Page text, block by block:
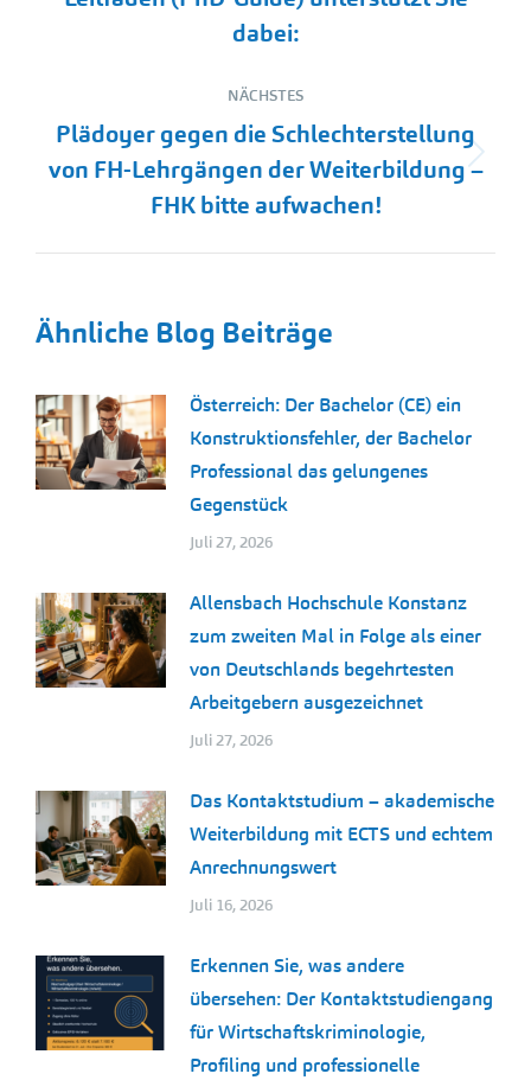
Beitrag:
dabei:
NÄCHSTES
Nächster
Beitrag:
Plädoyer gegen die Schlechterstellung
von FH-Lehrgängen der Weiterbildung –
FHK bitte aufwachen!
Ähnliche Blog Beiträge
Österreich: Der Bachelor (CE) ein
Konstruktionsfehler, der Bachelor
Professional das gelungenes
Gegenstück
Juli 27, 2026
Allensbach Hochschule Konstanz
zum zweiten Mal in Folge als einer
von Deutschlands begehrtesten
Arbeitgebern ausgezeichnet
Juli 27, 2026
Das Kontaktstudium – akademische
Weiterbildung mit ECTS und echtem
Anrechnungswert
Juli 16, 2026
Erkennen Sie, was andere
übersehen: Der Kontaktstudiengang
für Wirtschaftskriminologie,
Profiling und professionelle